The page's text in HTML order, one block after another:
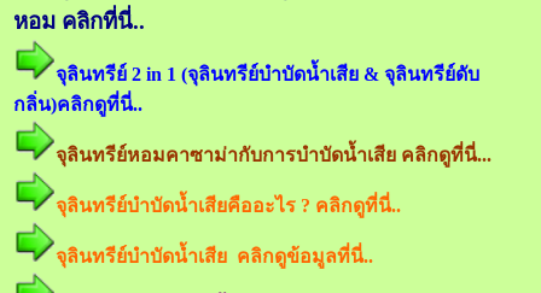
หอม คลิกที่นี่..
จุลินทรีย์ 2 in 1 (จุลินทรีย์บำบัดน้ำเสีย & จุลินทรีย์ดับ
กลิ่น)คลิกดูที่นี่..
จุลินทรีย์หอมคาซาม่ากับการบำบัดน้ำเสีย คลิกดูที่นี่...
จุลินทรีย์บำบัดน้ำเสียคืออะไร ? คลิกดูที่นี่..
จุลินทรีย์บำบัดน้ำเสีย คลิกดูข้อมูลที่นี่..